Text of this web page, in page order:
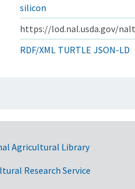
silicon
https://lod.nal.usda.gov/
RDF/XML TURTLE JSON-LD
Agricultural Library
Research Service